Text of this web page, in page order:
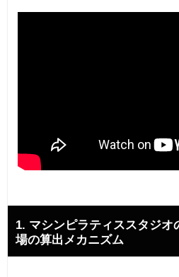
1. マシンピラティススタジオ
場の算出メカニズム